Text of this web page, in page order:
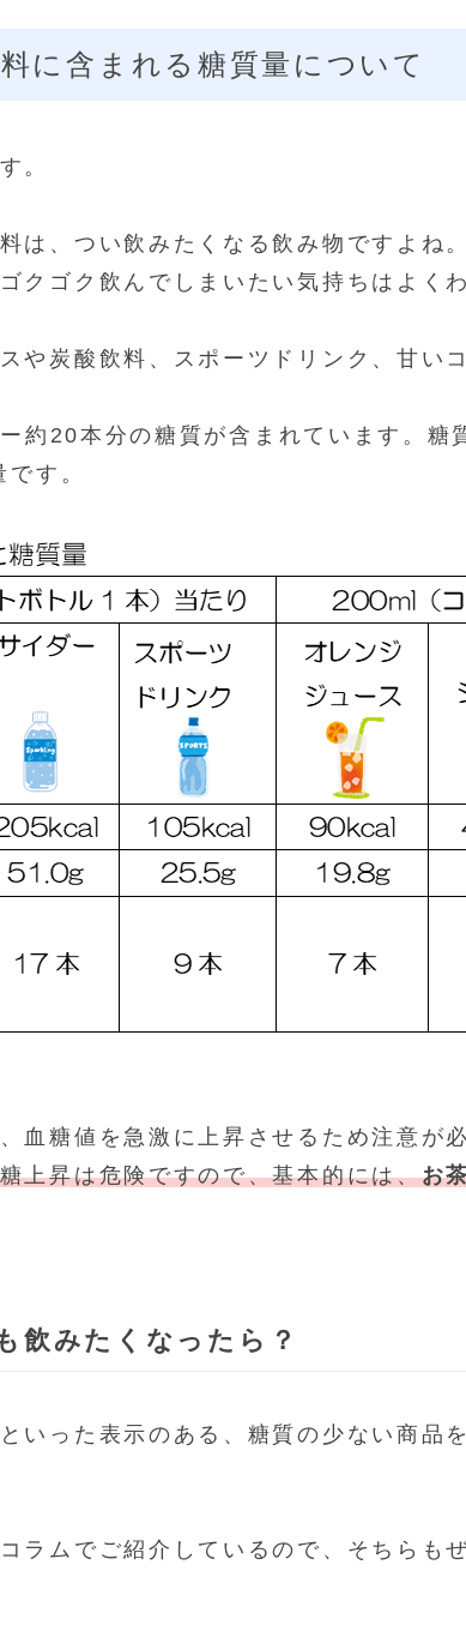
に含まれる糖質量について
。
は、つい飲みたくなる飲み物ですよね
クゴク飲んでしまいたい気持ちはよく
や炭酸飲料、スポーツドリンク、甘い
約20本分の糖質が含まれています。糖
す。
血糖値を急激に上昇させるため注意が
上昇は危険ですので、基本的には、お
飲みたくなったら？
といった表示のある、糖質の少ない商品
ラムでご紹介しているので、そちらも